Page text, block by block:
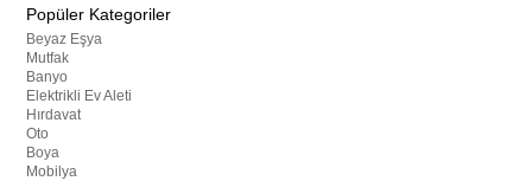
Popüler Kategoriler
Beyaz Eşya
Mutfak
Banyo
Elektrikli Ev Aleti
Hırdavat
Oto
Boya
Mobilya